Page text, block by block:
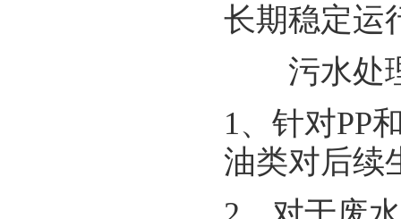
长期稳定运
污水处
1、针对PP
油类对后续